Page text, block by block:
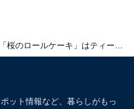
ット情報など、暮らしがもっ